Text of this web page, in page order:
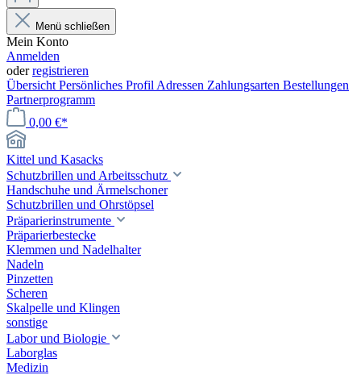
Menü schließen
Mein Konto
Anmelden
oderregistrieren
Übersicht Persönliches Profil Adressen Zahlungsarten Bestellungen
Partnerprogramm
0,00 €*
Kittel und Kasacks
Schutzbrillen und Arbeitsschutz
Handschuhe und Ärmelschoner
Schutzbrillen und Ohrstöpsel
Präparierinstrumente
Präparierbestecke
Klemmen und Nadelhalter
Nadeln
Pinzetten
Scheren
Skalpelle und Klingen
sonstige
Labor und Biologie
Laborglas
Medizin